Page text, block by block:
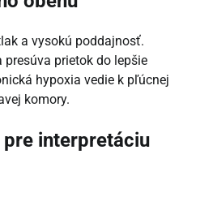
a vysokú poddajnosť.
prietok do lepšie
hypoxia vedie k pľúcnej
komory.
interpretáciu